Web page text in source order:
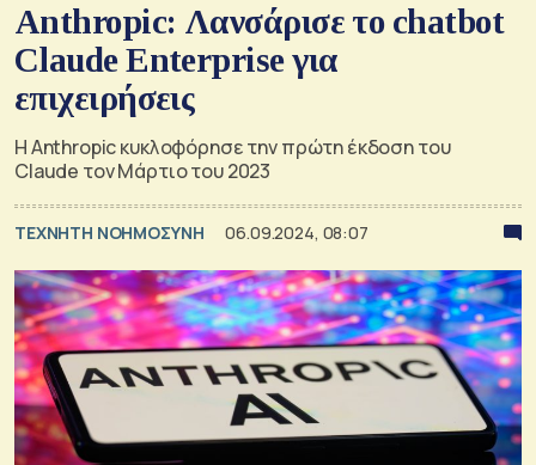
Anthropic: Λανσάρισε το chatbot
Claude Enterprise για
επιχειρήσεις
H Anthropic κυκλοφόρησε την πρώτη έκδοση του
Claude τον Μάρτιο του 2023
TΕΧΝΗΤΗ ΝΟΗΜΟΣΥΝΗ 06.09.2024, 08:07